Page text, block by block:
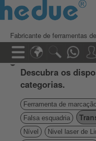
Fabricante de ferramentas
Descubra os
categorias.
Ferramenta de
Falsa esquadria
Nível Nivel laser de